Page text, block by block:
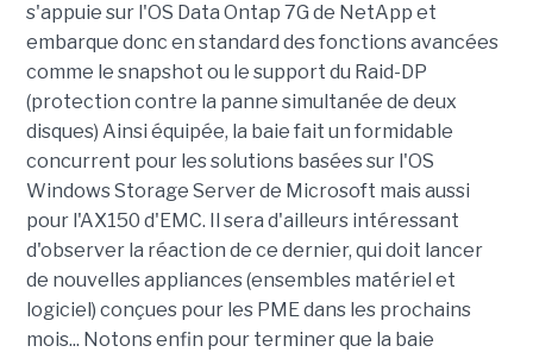
s'appuie sur l'OS Data Ontap 7G de NetApp et
embarque donc en standard des fonctions avancées
comme le snapshot ou le support du Raid-DP
(protection contre la panne simultanée de deux
disques) Ainsi équipée, la baie fait un formidable
concurrent pour les solutions basées sur l'OS
Windows Storage Server de Microsoft mais aussi
pour l'AX150 d'EMC. Il sera d'ailleurs intéressant
d'observer la réaction de ce dernier, qui doit lancer
de nouvelles appliances (ensembles matériel et
logiciel) conçues pour les PME dans les prochains
mois... Notons enfin pour terminer que la baie